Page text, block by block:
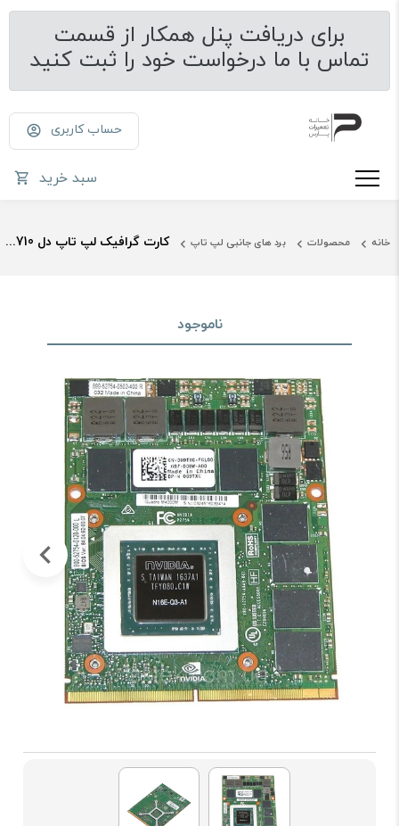
برای دریافت پنل همکار از قسمت
تماس با ما درخواست خود را ثبت کنید
حساب کاربری
سبد خرید
خانه محصولات برد های جانبی لپ تاپ کارت گرافیک لپ تاپ دل Nvidia Quadro M4000m 4GB Dell Precision 7710
ناموجود